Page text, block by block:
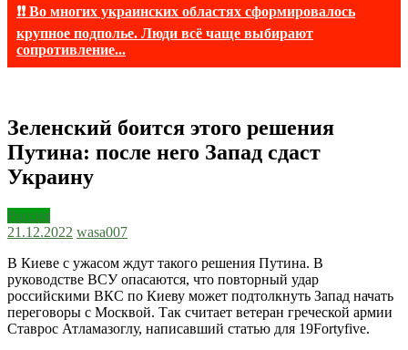
❗❗ Во многих украинских областях сформировалось
крупное подполье. Люди всё чаще выбирают
сопротивление...
Зеленский боится этого решения
Путина: после него Запад сдаст
Украину
Россия
21.12.2022 wasa007
В Киеве с ужасом ждут такого решения Путина. В
руководстве ВСУ опасаются, что повторный удар
российскими ВКС по Киеву может подтолкнуть Запад начать
переговоры с Москвой. Так считает ветеран греческой армии
Ставрос Атламазоглу, написавший статью для 19Fortyfive.